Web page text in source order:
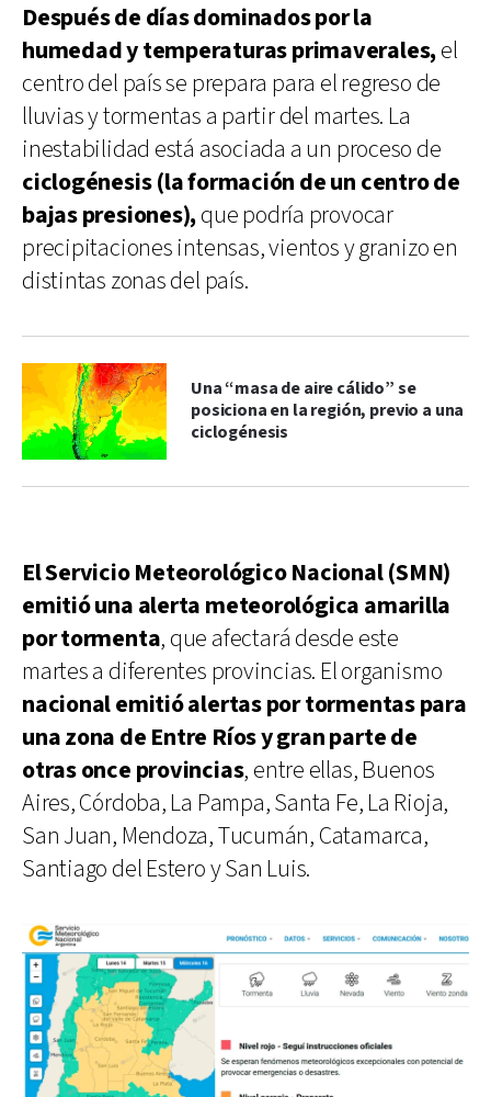
Después de días dominados por la
humedad y temperaturas primaverales,el
centro del país se prepara para el regreso de
lluvias y tormentas a partir del martes. La
inestabilidad está asociada a un proceso de
ciclogénesis (la formación de un centro de
bajas presiones),que podría provocar
precipitaciones intensas, vientos y granizo en
distintas zonas del país.
Una “masa de aire cálido” se
posiciona en la región, previo a una
ciclogénesis
El Servicio Meteorológico Nacional (SMN)
emitió una alerta meteorológica amarilla
por tormenta, que afectará desde este
martes a diferentes provincias. El organismo
nacional emitió alertas por tormentas para
una zona de Entre Ríos y gran parte de
otras once provincias, entre ellas, Buenos
Aires, Córdoba, La Pampa, Santa Fe, La Rioja,
San Juan, Mendoza, Tucumán, Catamarca,
Santiago del Estero y San Luis.